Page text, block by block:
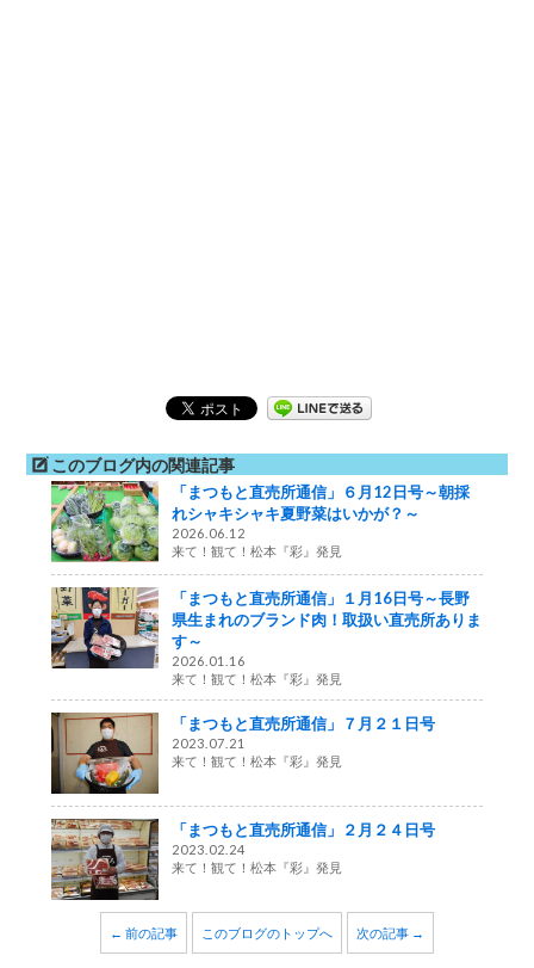
このブログ内の関連記事
「まつもと直売所通信」６月12日号～朝採
れシャキシャキ夏野菜はいかが？～
2026.06.12
来て！観て！松本『彩』発見
「まつもと直売所通信」１月16日号～長野
県生まれのブランド肉！取扱い直売所ありま
す～
2026.01.16
来て！観て！松本『彩』発見
「まつもと直売所通信」７月２１日号
2023.07.21
来て！観て！松本『彩』発見
「まつもと直売所通信」２月２４日号
2023.02.24
来て！観て！松本『彩』発見
← 前の記事 このブログのトップへ 次の記事 →